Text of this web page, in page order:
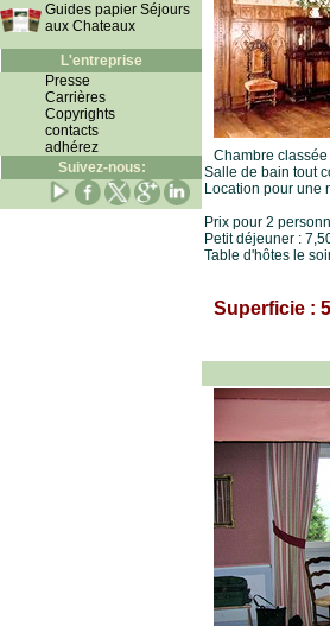
Guides papier Séjours
aux Chateaux
L'entreprise
Presse
Carrières
Copyrights
contacts
adhérez
Suivez-nous:
Chambre
Salle de bain tout
Location pour une
Prix pour 2
Petit déjeuner :
Table d'hôtes le
Superficie :